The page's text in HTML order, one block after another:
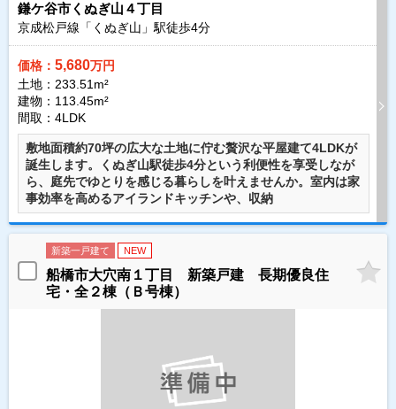
鎌ケ谷市くぬぎ山４丁目
京成松戸線「くぬぎ山」駅徒歩4分
価格： 5,680万円
土地：233.51m²
建物：113.45m²
間取：4LDK
敷地面積約70坪の広大な土地に佇む贅沢な平屋建て4LDKが
誕生します。くぬぎ山駅徒歩4分という利便性を享受しなが
ら、庭先でゆとりを感じる暮らしを叶えませんか。室内は家
事効率を高めるアイランドキッチンや、収納
新築一戸建て NEW
船橋市大穴南１丁目 新築戸建 長期優良住
宅・全２棟（Ｂ号棟）